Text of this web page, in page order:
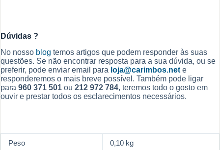
Dúvidas ?
No nosso blog temos artigos que podem responder às suas
questões. Se não encontrar resposta para a sua dúvida, ou se
preferir, pode enviar email para loja@carimbos.net e
responderemos o mais breve possível. Também pode ligar
para 960 371 501 ou 212 972 784, teremos todo o gosto em
ouvir e prestar todos os esclarecimentos necessários.
Peso 0,10 kg